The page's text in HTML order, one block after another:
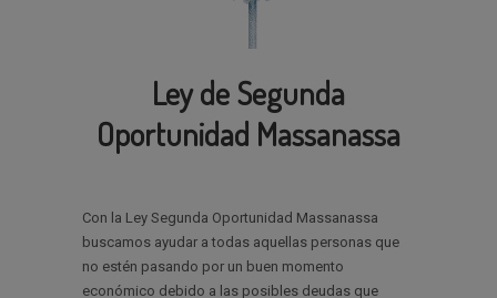
Ley de Segunda
Oportunidad Massanassa
Con la Ley Segunda Oportunidad Massanassa
buscamos ayudar a todas aquellas personas que
no estén pasando por un buen momento
económico debido a las posibles deudas que